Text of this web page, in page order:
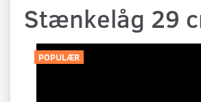
Stænkelåg 29
POPULÆR